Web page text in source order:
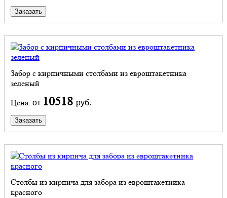
Заказать
Забор с кирпичными столбами из евроштакетника
зеленый
Цена: от 10518 руб.
Заказать
Столбы из кирпича для забора из евроштакетника
красного